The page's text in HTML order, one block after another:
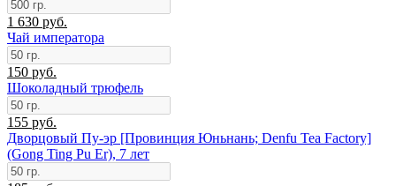
1 630 руб.
Чай императора
150 руб.
Шоколадный трюфель
155 руб.
Дворцовый Пу-эр [Провинция Юньнань; Denfu Tea Factory]
(Gong Ting Pu Er), 7 лет